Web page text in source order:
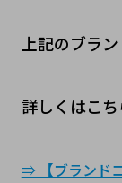
上記のブラン
詳しくはこち
⇒ 【ブランド